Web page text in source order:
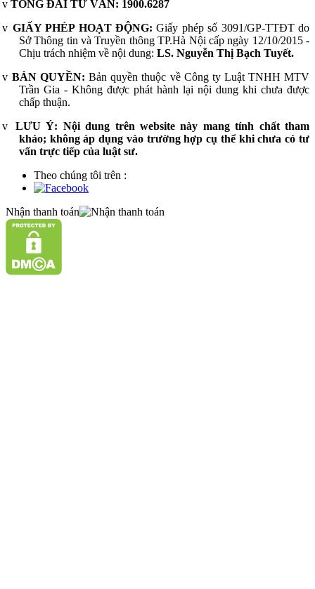
v TỔNG ĐÀI TƯ VẤN: 1900.6287
v GIẤY PHÉP HOẠT ĐỘNG: Giấy phép số 3091/GP-TTĐT do
Sở Thông tin và Truyền thông TP.Hà Nội cấp ngày 12/10/2015 -
Chịu trách nhiệm về nội dung: LS. Nguyễn Thị Bạch Tuyết.
v BẢN QUYỀN: Bản quyền thuộc về Công ty Luật TNHH MTV
Trần Gia - Không được phát hành lại nội dung khi chưa được
chấp thuận.
v
LƯU Ý: Nội dung trên website này mang tính chất tham
khảo; không áp dụng vào trường hợp cụ thể khi chưa có tư
vấn trực tiếp của luật sư.
Theo chúng tôi trên :
Nhận thanh toán